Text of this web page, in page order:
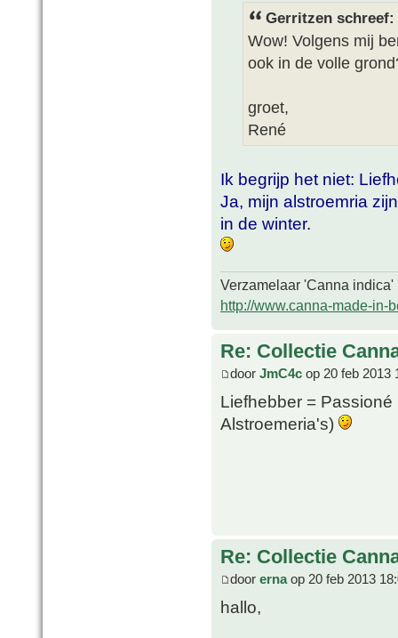
Gerritzen schreef:
Wow! Volgens mij
ook in de volle
groet,
René
Ik begrijp het niet:
Ja, mijn alstroemria
in de winter.
Verzamelaar 'Canna indica'
http://www.canna-made-in-
Re: Collectie
door JmC4c op 20 feb 2013
Liefhebber =
Alstroemeria's)
Re: Collectie
door ernaop 20 feb 2013
hallo,